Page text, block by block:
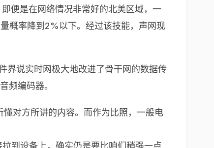
便是在网络情况非常好的北美区域，一
概率降到2%以下。经过该技能，声网现
界说实时网极大地改进了骨干网的数据传
频编码器。
对方所讲的内容。而作为比照，一般电
到设备上，确实仍是要比咱们稍强一点